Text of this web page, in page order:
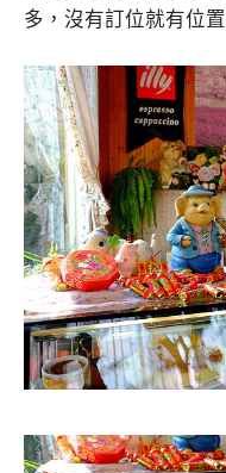
多，沒有訂位就有位置